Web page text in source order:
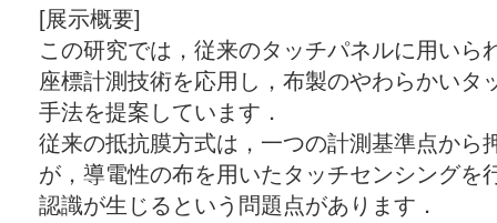
[展示概要]
この研究では，従来のタッチパネルに用いら
座標計測技術を応用し，布製のやわらかいタ
手法を提案しています．
従来の抵抗膜方式は，一つの計測基準点から
が，導電性の布を用いたタッチセンシングを
認識が生じるという問題点があります．